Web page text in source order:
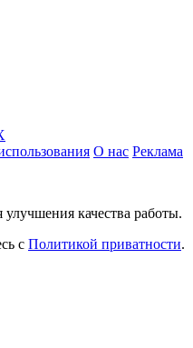
О нас Реклама
качества работы.
с Политикой приватности.